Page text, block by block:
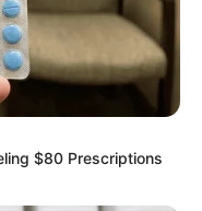
$80 Prescriptions